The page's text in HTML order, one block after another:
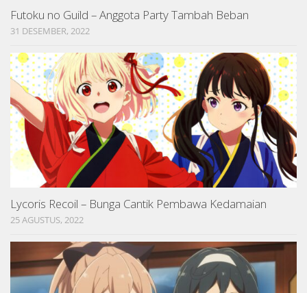
Futoku no Guild – Anggota Party Tambah Beban
31 DESEMBER, 2022
Lycoris Recoil – Bunga Cantik Pembawa Kedamaian
25 AGUSTUS, 2022